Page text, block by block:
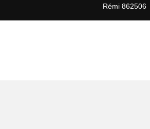
Rémi 862506